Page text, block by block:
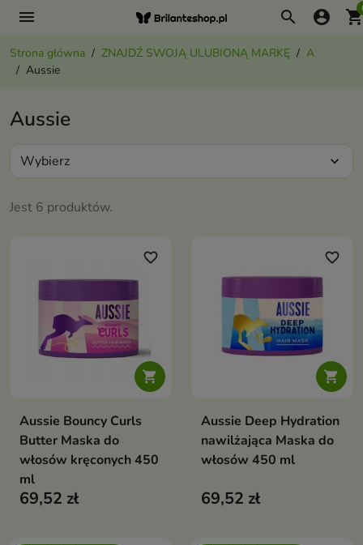
menu search account_circle
Strona główna ZNAJDŹ SWOJĄ ULUBIONĄ MARKĘ
A
Aussie
Aussie
Jest 6 produktów.
Wybierz expand_more

favorite_border
Aussie Bouncy Curls
Butter Maska do
włosów kręconych 450
ml
69,52 zł

favorite_border
Aussie Deep Hydration
nawilżająca Maska do
włosów 450 ml
69,52 zł